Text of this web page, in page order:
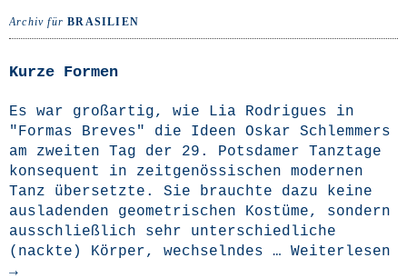
Archiv fürBRASILIEN
Kurze Formen
Es war groß­ar­tig, wie Lia Rodri­gues in
"Formas Bre­ves" die Ideen Oskar Schlem­mers
am zwei­ten Tag der 29. Pots­da­mer Tanz­ta­ge
kon­se­quent in zeit­ge­nös­si­schen moder­nen
Tanz über­setz­te. Sie brauch­te dazu kei­ne
aus­la­den­den geo­me­tri­schen Kos­tü­me, son­dern
aus­schließ­lich sehr unter­schied­li­che
(nack­te) Kör­per, wech­seln­des … Wei­ter­le­sen
→